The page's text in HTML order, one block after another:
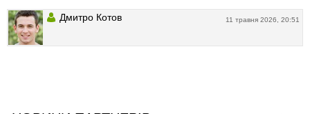
11 травня 2026, 20:51
Дмитро Котов